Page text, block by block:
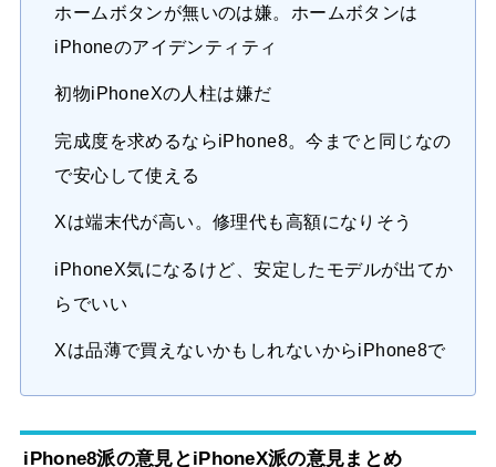
ホームボタンが無いのは嫌。ホームボタンは
iPhoneのアイデンティティ
初物iPhoneXの人柱は嫌だ
完成度を求めるならiPhone8。今までと同じなの
で安心して使える
Xは端末代が高い。修理代も高額になりそう
iPhoneX気になるけど、安定したモデルが出てか
らでいい
Xは品薄で買えないかもしれないからiPhone8で
iPhone8派の意見とiPhoneX派の意見まとめ